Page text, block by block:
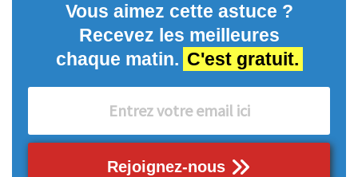
Vous aimez cette astuce ?
Recevez les meilleures
chaque matin. C'est gratuit.
Rejoignez-nous